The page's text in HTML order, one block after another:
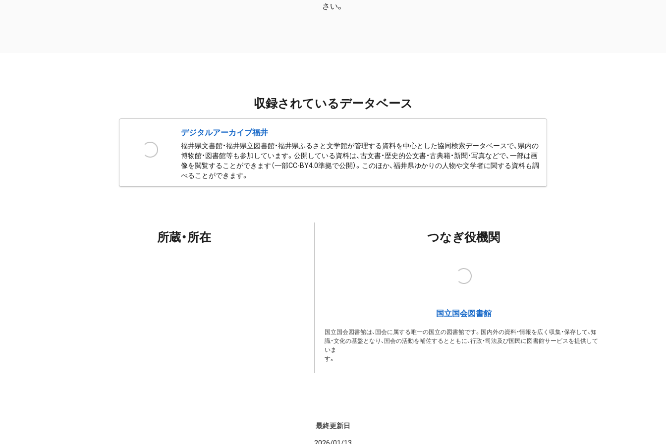
さい。
収録されているデータベース
デジタルアーカイブ福井
福井県文書館・福井県立図書館・福井県ふるさと文学館が管理する資料を中心とした協同検索データベースで、県内の
博物館・図書館等も参加しています。公開している資料は、古文書・歴史的公文書・古典籍・新聞・写真などで、一部は画
像を閲覧することができます（一部CC-BY4.0準拠で公開）。このほか、福井県ゆかりの人物や文学者に関する資料も調
べることができます。
所蔵・所在 つなぎ役機関
国立国会図書館
国立国会図書館は、国会に属する唯一の国立の図書館です。国内外の資料・情報を広く収集・保存して、知
識・文化の基盤となり、国会の活動を補佐するとともに、行政・司法及び国民に図書館サービスを提供して
いま
す。
最終更新日